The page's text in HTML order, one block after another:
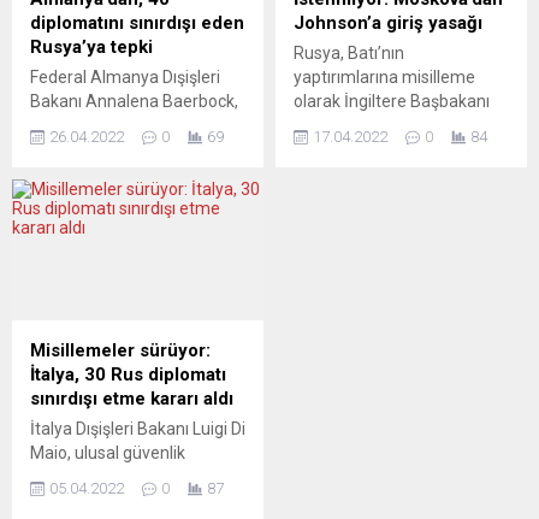
diplomatını sınırdışı eden
Rusya’ya tepki
Federal Almanya Dışişleri
Bakanı Annalena Baerbock,
istenmeyen kişi ilan eden
vermeyi sürdürdüğünü
belirtti. Dışişleri Bakanı
Rusya’dan bu adımı
beklediklerini, ancak bunun
hiçbir şekilde haklı
olmadığını aktaran
Annalena Baerbock, “Üç...
26.04.2022 0 69
Johnson’a giriş yasağı
Rusya, Batı’nın
yaptırımlarına misilleme
olarak İngiltere Başbakanı
ilan ederek Rusya’ya giriş
17.04.2022 0 84
Misillemeler sürüyor:
İtalya, 30 Rus diplomatı
sınırdışı etme kararı aldı
İtalya Dışişleri Bakanı Luigi Di
Maio, ulusal güvenlik
diplomatı sınır dışı etme
05.04.2022 0 87